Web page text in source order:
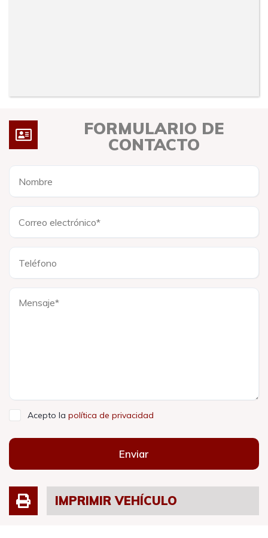
FORMULARIO DE
CONTACTO
Acepto la política de privacidad
Enviar
IMPRIMIR VEHÍCULO